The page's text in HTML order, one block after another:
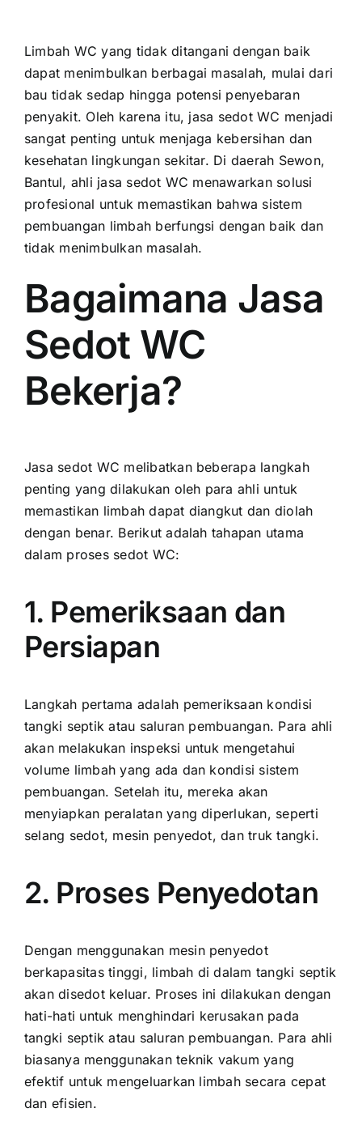
Limbah WC yang tidak ditangani dengan baik
dapat menimbulkan berbagai masalah, mulai dari
bau tidak sedap hingga potensi penyebaran
penyakit. Oleh karena itu, jasa sedot WC menjadi
sangat penting untuk menjaga kebersihan dan
kesehatan lingkungan sekitar. Di daerah Sewon,
Bantul, ahli jasa sedot WC menawarkan solusi
profesional untuk memastikan bahwa sistem
pembuangan limbah berfungsi dengan baik dan
tidak menimbulkan masalah.
Bagaimana Jasa
Sedot WC
Bekerja?
Jasa sedot WC melibatkan beberapa langkah
penting yang dilakukan oleh para ahli untuk
memastikan limbah dapat diangkut dan diolah
dengan benar. Berikut adalah tahapan utama
dalam proses sedot WC:
1. Pemeriksaan dan
Persiapan
Langkah pertama adalah pemeriksaan kondisi
tangki septik atau saluran pembuangan. Para ahli
akan melakukan inspeksi untuk mengetahui
volume limbah yang ada dan kondisi sistem
pembuangan. Setelah itu, mereka akan
menyiapkan peralatan yang diperlukan, seperti
selang sedot, mesin penyedot, dan truk tangki.
2. Proses Penyedotan
Dengan menggunakan mesin penyedot
berkapasitas tinggi, limbah di dalam tangki septik
akan disedot keluar. Proses ini dilakukan dengan
hati-hati untuk menghindari kerusakan pada
tangki septik atau saluran pembuangan. Para ahli
biasanya menggunakan teknik vakum yang
efektif untuk mengeluarkan limbah secara cepat
dan efisien.